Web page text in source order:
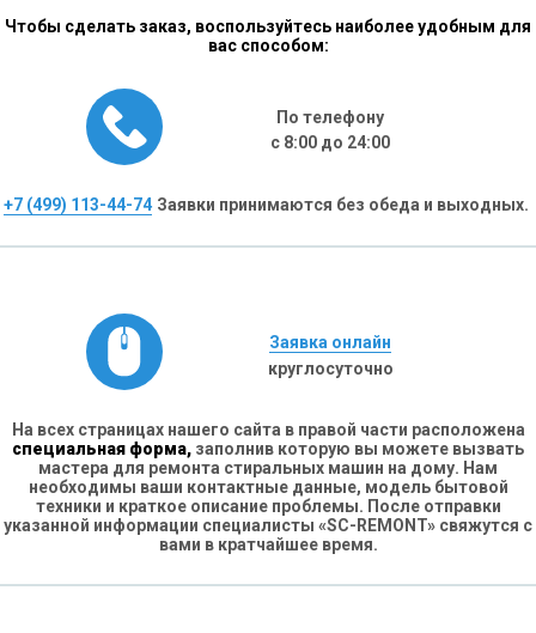
Чтобы сделать заказ, воспользуйтесь наиболее удобным для
вас способом:
По телефону
с 8:00 до 24:00
+7 (499) 113-44-74 Заявки принимаются без обеда и выходных.
Заявка онлайн
круглосуточно
На всех страницах нашего сайта в правой части расположена
специальная форма, заполнив которую вы можете вызвать
мастера для ремонта стиральных машин на дому. Нам
необходимы ваши контактные данные, модель бытовой
техники и краткое описание проблемы. После отправки
указанной информации специалисты «SC-REMONT» свяжутся с
вами в кратчайшее время.